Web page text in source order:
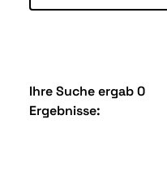
Ihre Suche ergab 0
Ergebnisse: